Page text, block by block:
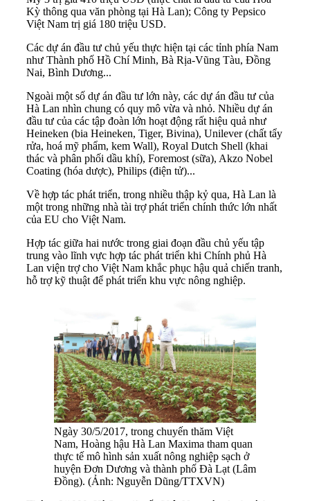
Kỳ thông qua văn phòng tại Hà Lan); Công ty Pepsico
Việt Nam trị giá 180 triệu USD.
Các dự án đầu tư chủ yếu thực hiện tại các tỉnh phía Nam
như Thành phố Hồ Chí Minh, Bà Rịa-Vũng Tàu, Đồng
Nai, Bình Dương...
Ngoài một số dự án đầu tư lớn này, các dự án đầu tư của
Hà Lan nhìn chung có quy mô vừa và nhỏ. Nhiều dự án
đầu tư của các tập đoàn lớn hoạt động rất hiệu quả như
Heineken (bia Heineken, Tiger, Bivina), Unilever (chất tẩy
rửa, hoá mỹ phẩm, kem Wall), Royal Dutch Shell (khai
thác và phân phối dầu khí), Foremost (sữa), Akzo Nobel
Coating (hóa dược), Philips (điện tử)...
Về hợp tác phát triển, trong nhiều thập kỷ qua, Hà Lan là
một trong những nhà tài trợ phát triển chính thức lớn nhất
của EU cho Việt Nam.
Hợp tác giữa hai nước trong giai đoạn đầu chủ yếu tập
trung vào lĩnh vực hợp tác phát triển khi Chính phủ Hà
Lan viện trợ cho Việt Nam khắc phục hậu quả chiến tranh,
hỗ trợ kỹ thuật để phát triển khu vực nông nghiệp.
Ngày 30/5/2017, trong chuyến thăm Việt
Nam, Hoàng hậu Hà Lan Maxima tham quan
thực tế mô hình sản xuất nông nghiệp sạch ở
huyện Đơn Dương và thành phố Đà Lạt (Lâm
Đồng). (Ảnh: Nguyễn Dũng/TTXVN)